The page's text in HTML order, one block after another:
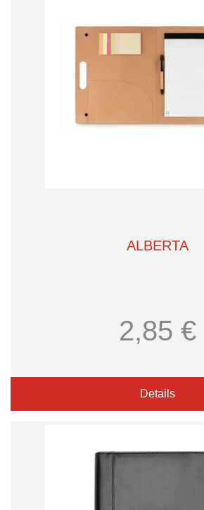
ALBERTA
2,85 €
Details